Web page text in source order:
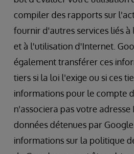
compiler des rapports sur
fournir d'autres services liés à
et à l'utilisation d'Internet.
également transférer ces
tiers si la loi l'exige ou si ces
informations pour le compte
n'associera pas votre adresse
données détenues par
informations sur la politique